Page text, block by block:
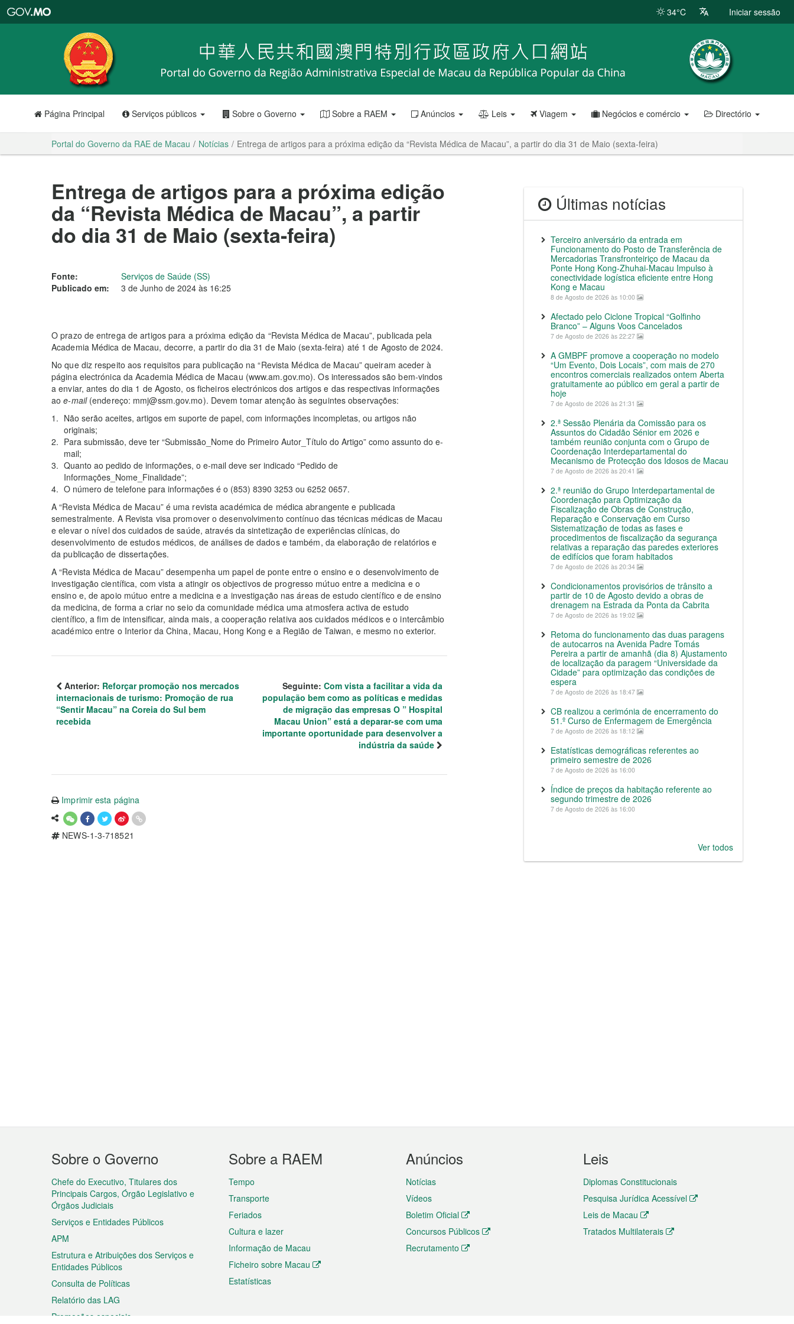
RAE
de
Macau
34°C Iniciar sessão
Página Principal Serviços públicos Sobre o Governo Sobre a RAEM Anúncios Leis Viagem Negócios e comércio Directório
Portal do Governo da RAE de Macau Notícias Entrega de artigos para a próxima edição da “Revista Médica de Macau”, a partir do dia 31 de Maio (sexta-feira)
Entrega de artigos para a próxima edição
da “Revista Médica de Macau”, a partir
do dia 31 de Maio (sexta-feira)
Fonte:
Serviços de Saúde (SS)
Publicado em:
3 de Junho de 2024 às 16:25
O prazo de entrega de artigos para a próxima edição da “Revista Médica de Macau”, publicada pela
Academia Médica de Macau, decorre, a partir do dia 31 de Maio (sexta-feira) até 1 de Agosto de 2024.
No que diz respeito aos requisitos para publicação na “Revista Médica de Macau” queiram aceder à
página electrónica da Academia Médica de Macau (www.am.gov.mo). Os interessados são bem-vindos
a enviar, antes do dia 1 de Agosto, os ficheiros electrónicos dos artigos e das respectivas informações
aoe-mail(endereço: mmj@ssm.gov.mo). Devem tomar atenção às seguintes observações:
Não serão aceites, artigos em suporte de papel, com informações incompletas, ou artigos não
originais;
Para submissão, deve ter “Submissão_Nome do Primeiro Autor_Título do Artigo” como assunto do e-
mail;
Quanto ao pedido de informações, o e-mail deve ser indicado “Pedido de
Informações_Nome_Finalidade”;
O número de telefone para informações é o (853) 8390 3253 ou 6252 0657.
A “Revista Médica de Macau” é uma revista académica de médica abrangente e publicada
semestralmente. A Revista visa promover o desenvolvimento contínuo das técnicas médicas de Macau
e elevar o nível dos cuidados de saúde, através da sintetização de experiências clínicas, do
desenvolvimento de estudos médicos, de análises de dados e também, da elaboração de relatórios e
da publicação de dissertações.
A “Revista Médica de Macau” desempenha um papel de ponte entre o ensino e o desenvolvimento de
investigação científica, com vista a atingir os objectivos de progresso mútuo entre a medicina e o
ensino e, de apoio mútuo entre a medicina e a investigação nas áreas de estudo científico e de ensino
da medicina, de forma a criar no seio da comunidade médica uma atmosfera activa de estudo
científico, a fim de intensificar, ainda mais, a cooperação relativa aos cuidados médicos e o intercâmbio
académico entre o Interior da China, Macau, Hong Kong e a Região de Taiwan, e mesmo no exterior.
Anterior: Reforçar promoção nos mercados
internacionais de turismo: Promoção de rua
“Sentir Macau” na Coreia do Sul bem
recebida
Seguinte: Com vista a facilitar a vida da
população bem como as políticas e medidas
de migração das empresas O ” Hospital
Macau Union” está a deparar-se com uma
importante oportunidade para desenvolver a
indústria da saúde
Imprimir esta página
NEWS-1-3-718521
Últimas notícias
Terceiro aniversário da entrada em
Funcionamento do Posto de Transferência de
Mercadorias Transfronteiriço de Macau da
Ponte Hong Kong-Zhuhai-Macau Impulso à
conectividade logística eficiente entre Hong
Kong e Macau
8 de Agosto de 2026 às 10:00
Afectado pelo Ciclone Tropical “Golfinho
Branco” – Alguns Voos Cancelados
7 de Agosto de 2026 às 22:27
A GMBPF promove a cooperação no modelo
“Um Evento, Dois Locais”, com mais de 270
encontros comerciais realizados ontem Aberta
gratuitamente ao público em geral a partir de
hoje
7 de Agosto de 2026 às 21:31
2.ª Sessão Plenária da Comissão para os
Assuntos do Cidadão Sénior em 2026 e
também reunião conjunta com o Grupo de
Coordenação Interdepartamental do
Mecanismo de Protecção dos Idosos de Macau
7 de Agosto de 2026 às 20:41
2.ª reunião do Grupo Interdepartamental de
Coordenação para Optimização da
Fiscalização de Obras de Construção,
Reparação e Conservação em Curso
Sistematização de todas as fases e
procedimentos de fiscalização da segurança
relativas a reparação das paredes exteriores
de edifícios que foram habitados
7 de Agosto de 2026 às 20:34
Condicionamentos provisórios de trânsito a
partir de 10 de Agosto devido a obras de
drenagem na Estrada da Ponta da Cabrita
7 de Agosto de 2026 às 19:02
Retoma do funcionamento das duas paragens
de autocarros na Avenida Padre Tomás
Pereira a partir de amanhã (dia 8) Ajustamento
de localização da paragem “Universidade da
Cidade” para optimização das condições de
espera
7 de Agosto de 2026 às 18:47
CB realizou a cerimónia de encerramento do
51.º Curso de Enfermagem de Emergência
7 de Agosto de 2026 às 18:12
Estatísticas demográficas referentes ao
primeiro semestre de 2026
7 de Agosto de 2026 às 16:00
Índice de preços da habitação referente ao
segundo trimestre de 2026
7 de Agosto de 2026 às 16:00
Ver todos
Menu
do
rodapé
Sobre o Governo
Chefe do Executivo, Titulares dos
Principais Cargos, Órgão Legislativo e
Órgãos Judiciais
Serviços e Entidades Públicos
APM
Estrutura e Atribuições dos Serviços e
Entidades Públicos
Consulta de Políticas
Relatório das LAG
Promoções especiais
Sobre a RAEM
Tempo
Transporte
Feriados
Cultura e lazer
Informação de Macau
Ficheiro sobre Macau
Estatísticas
Anúncios
Notícias
Vídeos
Boletim Oficial
Concursos Públicos
Recrutamento
Leis
Diplomas Constitucionais
Pesquisa Jurídica Acessível
Leis de Macau
Tratados Multilaterais